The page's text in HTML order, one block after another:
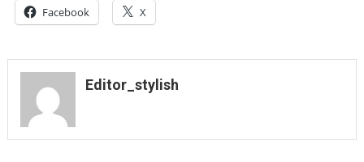
Facebook X
Editor_stylish